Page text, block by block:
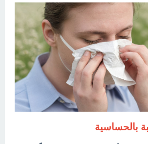
بالحساسية